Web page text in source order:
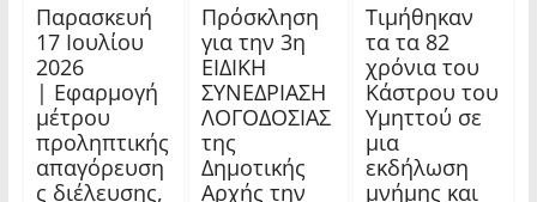
Παρασκευή
17 Ιουλίου
2026
| Εφαρμογή
μέτρου
προληπτικής
απαγόρευση
ς διέλευσης,
Πρόσκληση
για την 3η
ΕΙΔΙΚΗ
ΣΥΝΕΔΡΙΑΣΗ
ΛΟΓΟΔΟΣΙΑΣ
της
Δημοτικής
Αρχής την
Τιμήθηκαν
τα τα 82
χρόνια του
Κάστρου του
Υμηττού σε
μια
εκδήλωση
μνήμης και